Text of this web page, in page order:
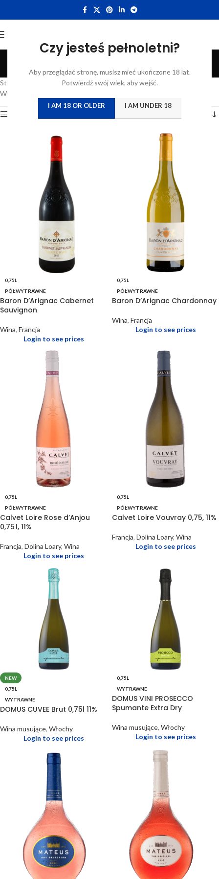
Czy jesteś pełnoletni?
Aby przeglądać stronę, musisz mieć ukończone 18 lat.
Potwierdź swój wiek, aby wejść.
I AM 18 OR OLDER I AM UNDER 18
Półwytrawne
Categories
Strona główna
Katalog/Produkty oznaczone “Półwytrawne”
Wyświetlanie 1–12 z 18 wyników
0,75L
PÓŁWYTRAWNE
Baron D’Arignac Cabernet
Sauvignon
Wina, Francja
Login to see prices
0,75L
PÓŁWYTRAWNE
Baron D’Arignac Chardonnay
Wina, Francja
Login to see prices
0,75L
PÓŁWYTRAWNE
Calvet Loire Rose d’Anjou
0,75 l, 11%
Francja, Dolina Loary, Wina
Login to see prices
0,75L
PÓŁWYTRAWNE
Calvet Loire Vouvray 0,75, 11%
Francja, Dolina Loary, Wina
Login to see prices
NEW
0,75L
WYTRAWNE
DOMUS CUVEE Brut 0,75l 11%
Wina musujące, Włochy
Login to see prices
0,75L
WYTRAWNE
DOMUS VINI PROSECCO
Spumante Extra Dry
Wina musujące, Włochy
Login to see prices